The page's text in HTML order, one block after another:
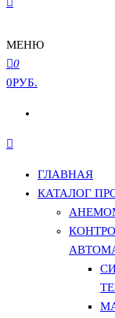
МЕНЮ
0
0РУБ.
ГЛАВНАЯ
КАТАЛОГ